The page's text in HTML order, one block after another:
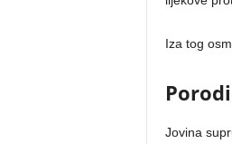
Iza tog
Jovina